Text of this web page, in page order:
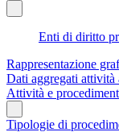
Enti di diritto
Rappresentazione
Dati aggregati attività
Attività e
Tipologie di